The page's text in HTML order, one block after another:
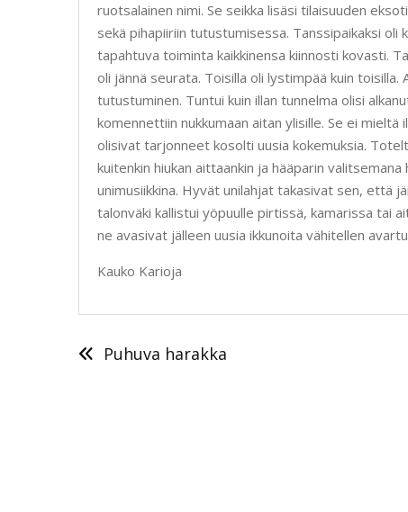
ruotsalainen nimi. Se seikka lisäsi tilaisuuden
sekä pihapiiriin tutustumisessa. Tanssipaikaksi
tapahtuva toiminta kaikkinensa kiinnosti kovasti.
oli jännä seurata. Toisilla oli lystimpää kuin
tutustuminen. Tuntui kuin illan tunnelma olisi
komennettiin nukkumaan aitan ylisille. Se ei
olisivat tarjonneet kosolti uusia kokemuksia.
kuitenkin hiukan aittaankin ja hääparin
unimusiikkina. Hyvät unilahjat takasivat sen, että
talonväki kallistui yöpuulle pirtissä, kamarissa tai
ne avasivat jälleen uusia ikkunoita vähitellen
Kauko Karioja
Artikkelien
selaus
Puhuva harakka